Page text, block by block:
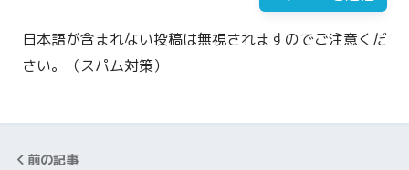
日本語が含まれない投稿は無視されますのでご注意くだ
さい。（スパム対策）
前の記事